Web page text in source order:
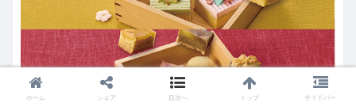
ホーム シェア 目次へ トップ サイドバー